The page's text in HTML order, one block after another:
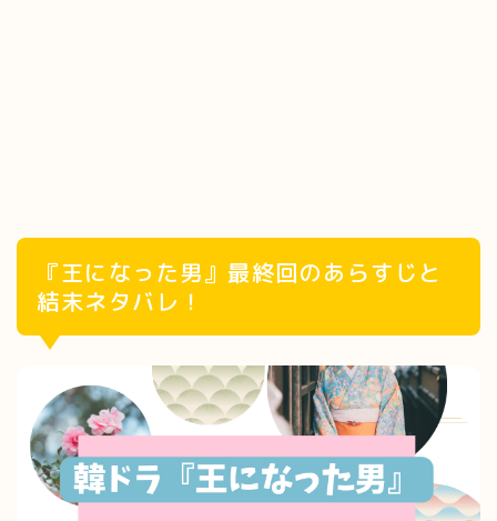
『王になった男』最終回のあらすじと
結末ネタバレ！